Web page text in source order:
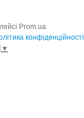
Prom.ua
конфіденційності
▼